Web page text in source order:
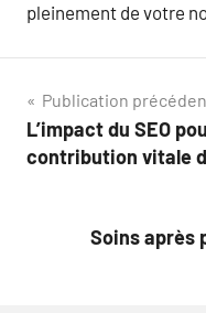
pleinement de votre
Navigation
de
Publication
L’impact du SEO
contribution vitale
Soins après